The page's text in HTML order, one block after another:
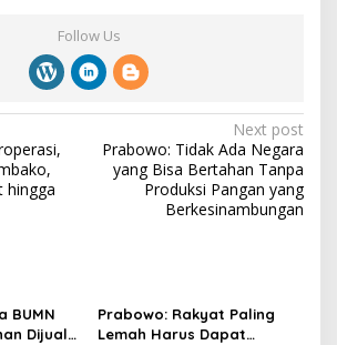
Follow Us
hingga
Next post
Prabowo: Tidak Ada Negara
yang Bisa Bertahan Tanpa
Produksi Pangan yang
Berkesinambungan
BUMN
Dijual
Prabowo: Rakyat Paling
Lemah Harus Dapat